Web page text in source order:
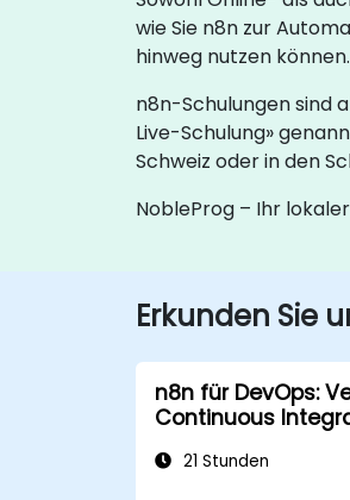
wie Sie n8n zur
hinweg nutzen können.
n8n-Schulungen sind
Live-Schulung»
Schweiz oder in den
NobleProg – Ihr
Erkunden Sie
n8n für DevOps:
Continuous
21 Stunden